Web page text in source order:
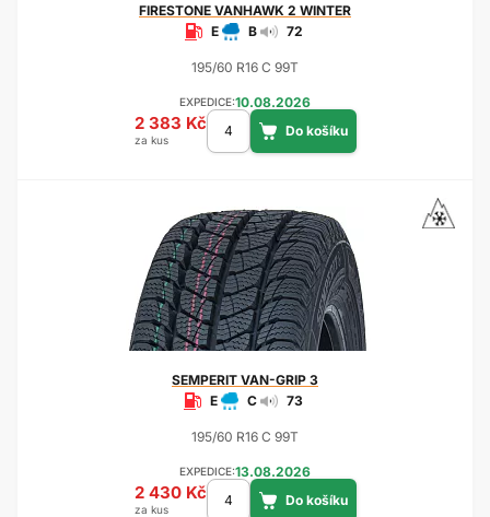
FIRESTONE VANHAWK 2 WINTER
E
B 72
195/60 R16 C 99T
EXPEDICE:10.08.2026
2 383 Kč
za kus
SEMPERIT VAN-GRIP 3
E
C 73
195/60 R16 C 99T
EXPEDICE:13.08.2026
2 430 Kč
za kus